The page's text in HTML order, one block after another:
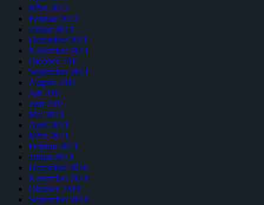
März 2012
Februar 2012
Januar 2012
Dezember 2011
November 2011
Oktober 2011
September 2011
August 2011
Juli 2011
Juni 2011
Mai 2011
April 2011
März 2011
Februar 2011
Januar 2011
Dezember 2010
November 2010
Oktober 2010
September 2010